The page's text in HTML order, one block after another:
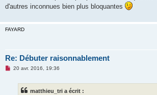
d'autres inconnues bien plus bloquantes
FAYARD
Re: Débuter raisonnablement
M20 avr. 2016, 19:36
matthieu_tri a écrit :